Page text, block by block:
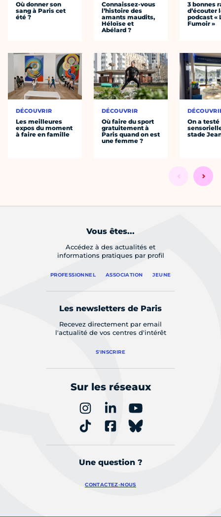
Où donner son
sang à Paris cet
été ?
DÉCOUVRIR
Les meilleures
expos du moment
à faire en famille
Connaissez-vous
l’histoire des
amants maudits,
Héloïse et
Abélard ?
DÉCOUVRIR
Où faire du sport
gratuitement à
Paris quand on est
une femme ?
3 bonnes
d’écouter
podcast «
Fumoir »
On a
stade
Vous êtes...
Accédez à des actualités et
informations pratiques par profil
PROFESSIONNEL ASSOCIATION JEUNE
Les newsletters de Paris
Recevez directement par email
l'actualité de vos centres d'intérêt
S'INSCRIRE
Sur les réseaux
Une question ?
CONTACTEZ-NOUS